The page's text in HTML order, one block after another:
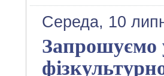
Середа, 10
Запрошуємо